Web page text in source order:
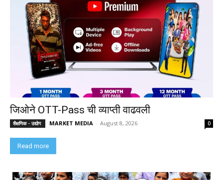
जिओने OTT-Pass ची व्याप्ती वाढवली
शैक्षणिक - उद्योग MARKET MEDIA - August 8, 2026 0
Read more